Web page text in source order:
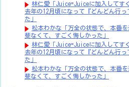
林仁愛「Juice=Juiceに加入してす
去年の12月頃になって『どんどん行
た」
松本わかな「万全の状態で、本番
斐なくて、すごく悔しかった」
林仁愛「Juice=Juiceに加入してす
去年の12月頃になって『どんどん行
た」
松本わかな「万全の状態で、本番
斐なくて、すごく悔しかった」